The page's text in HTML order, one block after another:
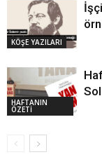
KÖŞE YAZILARI
HAFTANIN
ÖZETİ